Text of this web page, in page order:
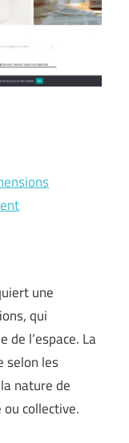
une
qui
de l’espace. La
selon les
nature de
collective.